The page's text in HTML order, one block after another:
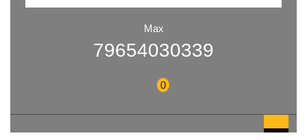
Max
79654030339
0